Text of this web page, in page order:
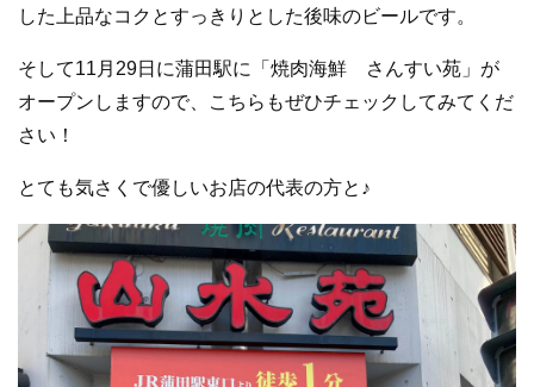
した上品なコクとすっきりとした後味のビールです。
そして11月29日に蒲田駅に「焼肉海鮮 さんすい苑」が
オープンしますので、こちらもぜひチェックしてみてくだ
さい！
とても気さくで優しいお店の代表の方と♪